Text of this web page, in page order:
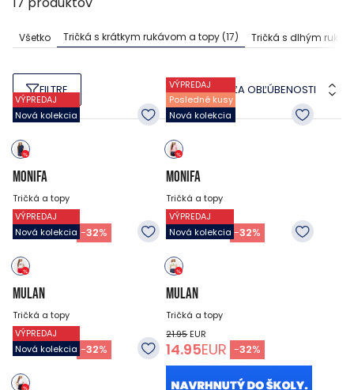
Všetko Tričká s krátkym rukávom a topy(17) Tričká s dlhým
FILTRE PODĽA OBĽÚBENOSTI
VÝPREDAJ
Nová kolekcia
MONIFA
Tričká a topy
21.95EUR
14.95EUR -32%
VÝPREDAJ
Posledné kusy
Nová kolekcia
MONIFA
Tričká a topy
21.95EUR
14.95EUR -32%
VÝPREDAJ
Nová kolekcia
MULAN
Tričká a topy
21.95EUR
14.95EUR -32%
VÝPREDAJ
Nová kolekcia
MULAN
Tričká a topy
21.95EUR
14.95EUR -32%
VÝPREDAJ
Nová kolekcia